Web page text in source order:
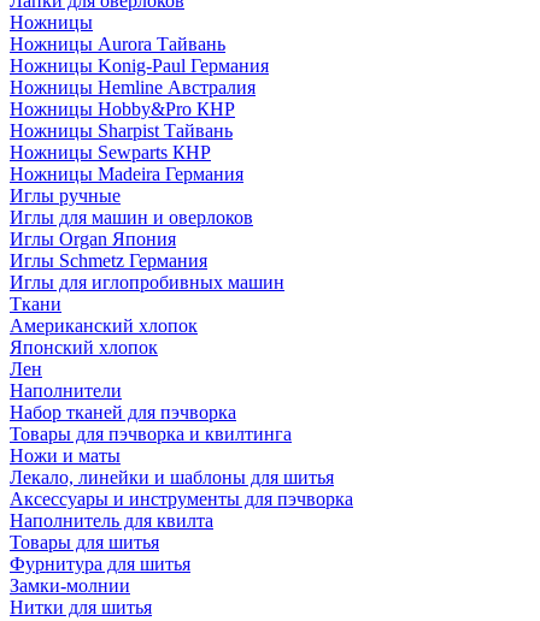
Ножницы
Ножницы Aurora Тайвань
Ножницы Konig-Paul Германия
Ножницы Hemline Австралия
Ножницы Hobby&Pro КНР
Ножницы Sharpist Тайвань
Ножницы Sewparts КНР
Ножницы Madeira Германия
Иглы ручные
Иглы для машин и оверлоков
Иглы Organ Япония
Иглы Schmetz Германия
Иглы для иглопробивных машин
Ткани
Американский хлопок
Японский хлопок
Лен
Наполнители
Набор тканей для пэчворка
Товары для пэчворка и квилтинга
Ножи и маты
Лекало, линейки и шаблоны для шитья
Аксессуары и инструменты для пэчворка
Наполнитель для квилта
Товары для шитья
Фурнитура для шитья
Замки-молнии
Нитки для шитья